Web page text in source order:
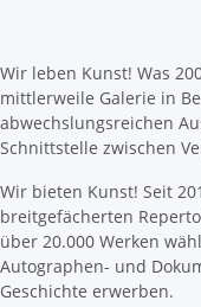
Wir leben Kunst! Was
mittlerweile Galerie in
abwechslungsreichen
Schnittstelle zwischen
Wir bieten Kunst! Seit
breitgefächerten
über 20.000 Werken
Autographen- und
Geschichte erwerben.